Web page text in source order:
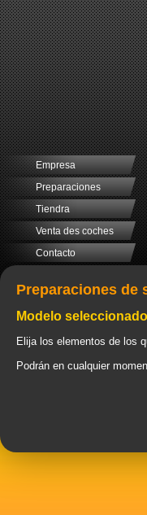
Empresa
Preparaciones
Tiendra
Venta des coches
Contacto
Preparaciones de
Modelo
Elija los elementos de los
Podrán en cualquier